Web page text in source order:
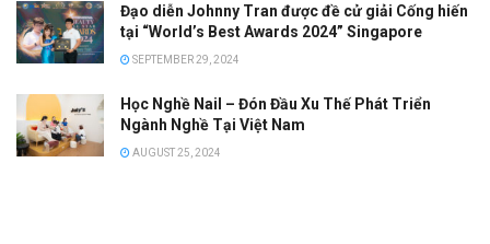
Đạo diễn Johnny Tran được đề cử giải Cống hiến
tại “World’s Best Awards 2024” Singapore
SEPTEMBER 29, 2024
Học Nghề Nail – Đón Đầu Xu Thế Phát Triển
Ngành Nghề Tại Việt Nam
AUGUST 25, 2024